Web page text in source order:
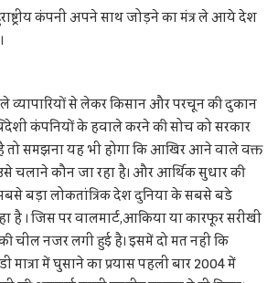
कंपनी अपने साथ जोड़ने का मंत्र ले आये देश
से लेकर किसान और परचून की दुकान
कंपनियों के हवाले करने की सोच को सरकार
तो समझना यह भी होगा कि आखिर आने वाले वक्त
कौन जा रहा है। और आर्थिक सुधार की
बड़ा लोकतांत्रिक देश दुनिया के सबसे बडे
है । जिस पर वालमार्ट,आकिया या कारफूर सरीखी
चील नजर लगी हुई है। इसमें दो मत नही कि
में घुसाने का प्रयास पहली बार 2004 में